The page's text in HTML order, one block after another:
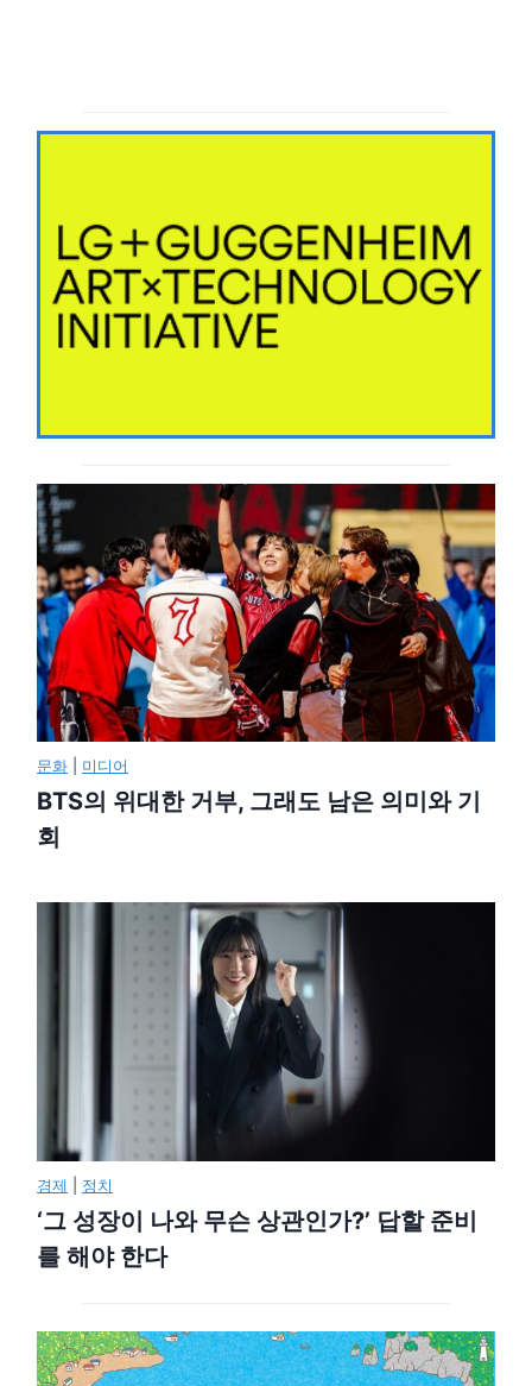
문화 미디어
BTS의 위대한 거부, 그래도 남은 의미와 기
회
경제 정치
‘그 성장이 나와 무슨 상관인가?’ 답할 준비
를 해야 한다